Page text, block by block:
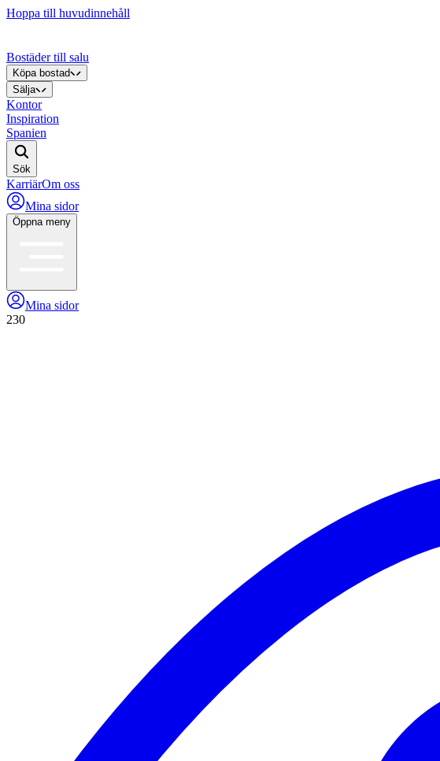
Hoppa till huvudinnehåll
Bostäder till salu
Köpa bostad
Sälja
Kontor
Inspiration
Spanien
Sök
KarriärOm oss
Mina sidor
Öppna meny
Mina sidor
230